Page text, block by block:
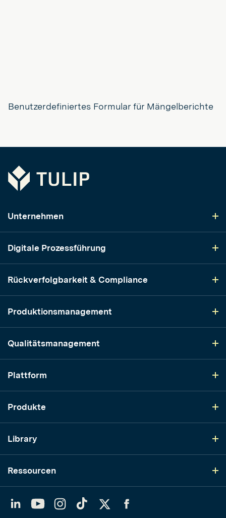
Benutzerdefiniertes Formular für Mängelberichte
Tulip
Unternehmen
Digitale Prozessführung
Rückverfolgbarkeit & Compliance
Produktionsmanagement
Qualitätsmanagement
Plattform
Produkte
Library
Ressourcen
YouTubeInstagram
TikTok